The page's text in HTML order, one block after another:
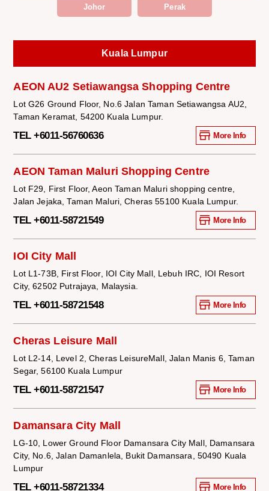
Johor Perak
Kuala Lumpur
AEON AU2 Setiawangsa Shopping Centre
Lot G26 Ground Floor, No.6 Jalan Taman Setiawangsa AU2,
Taman Keramat, 54200 Kuala Lumpur.
TEL +6011-56760636 More Info
AEON Taman Maluri Shopping Centre
Lot F29, First Floor, Aeon Taman Maluri shopping centre,
Jalan Jejaka, Taman Maluri, Cheras 55100 Kuala Lumpur.
TEL +6011-58721549 More Info
IOI City Mall
Lot L1-73B, First Floor, IOI City Mall, Lebuh IRC, IOI Resort
City, 62502 Putrajaya, Malaysia.
TEL +6011-58721548 More Info
Cheras Leisure Mall
Lot L2-14, Level 2, Cheras LeisureMall, Jalan Manis 6, Taman
Segar, 56100 Kuala Lumpur
TEL +6011-58721547 More Info
Damansara City Mall
LG-10, Lower Ground Floor Damansara City Mall, Damansara
City, No.6, Jalan Damanlela, Bukit Damansara, 50490 Kuala
Lumpur
TEL +6011-58721334 More Info